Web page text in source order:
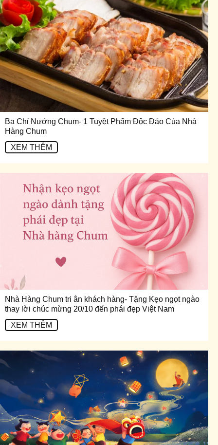
Ba Chỉ Nướng Chum- 1 Tuyệt Phẩm Độc Đáo Của Nhà
Hàng Chum
XEM THÊM
Nhà Hàng Chum tri ân khách hàng- Tặng Kẹo ngọt ngào
thay lời chúc mừng 20/10 đến phái đẹp Việt Nam
XEM THÊM